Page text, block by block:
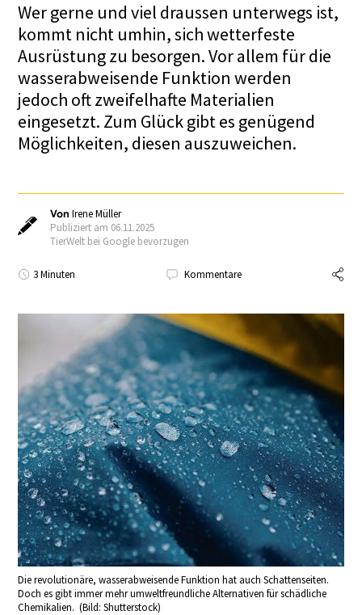
Wer gerne und viel draussen unterwegs ist,
kommt nicht umhin, sich wetterfeste
Ausrüstung zu besorgen. Vor allem für die
wasserabweisende Funktion werden
jedoch oft zweifelhafte Materialien
eingesetzt. Zum Glück gibt es genügend
Möglichkeiten, diesen auszuweichen.
VonIrene Müller
Publiziert am 06.11.2025
TierWelt bei Google bevorzugen
3 Minuten Kommentare
Die revolutionäre, wasserabweisende Funktion hat auch Schattenseiten.
Doch es gibt immer mehr umweltfreundliche Alternativen für schädliche
Chemikalien. (Bild: Shutterstock)